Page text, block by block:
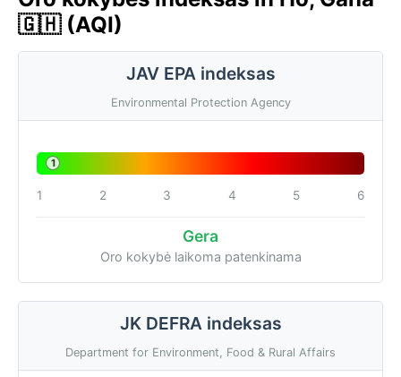
🇬🇭 (AQI)
JAV EPA indeksas
Environmental Protection Agency
1
1 2 3 4 5 6
Gera
Oro kokybė laikoma patenkinama
JK DEFRA indeksas
Department for Environment, Food & Rural Affairs